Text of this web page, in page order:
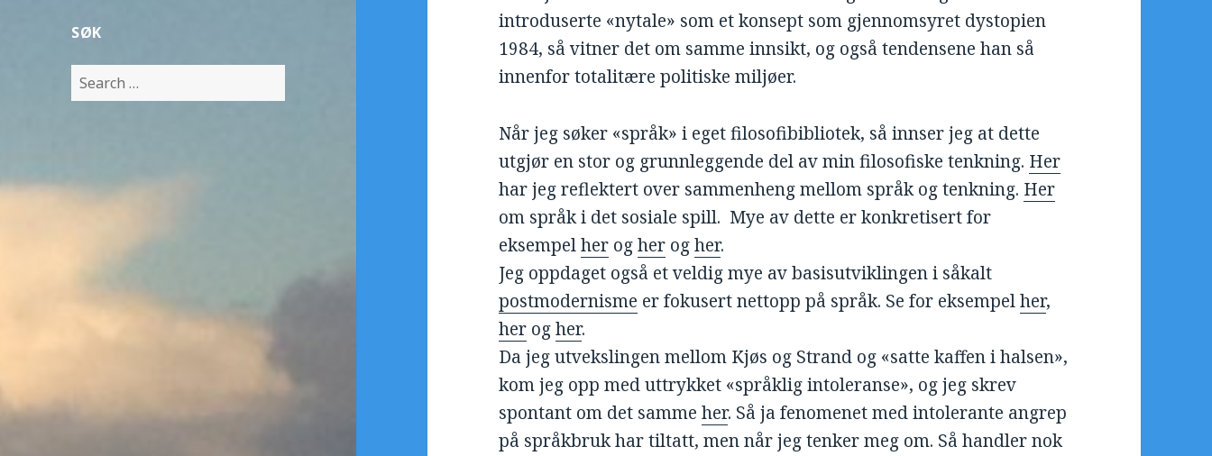
SØK
Search
for:
introduserte «nytale» som et konsept som gjennomsyret dystopien
1984, så vitner det om samme innsikt, og også tendensene han så
innenfor totalitære politiske miljøer.
Når jeg søker «språk» i eget filosofibibliotek, så innser jeg at dette
utgjør en stor og grunnleggende del av min filosofiske tenkning. Her
har jeg reflektert over sammenheng mellom språk og tenkning. Her
om språk i det sosiale spill. Mye av dette er konkretisert for
eksempelher ogher ogher.
Jeg oppdaget også et veldig mye av basisutviklingen i såkalt
postmodernisme er fokusert nettopp på språk. Se for eksempelher,
her ogher.
Da jeg utvekslingen mellom Kjøs og Strand og «satte kaffen i halsen»,
kom jeg opp med uttrykket «språklig intoleranse», og jeg skrev
spontant om det sammeher. Så ja fenomenet med intolerante angrep
på språkbruk har tiltatt, men når jeg tenker meg om. Så handler nok